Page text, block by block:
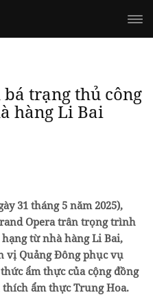
trạng thủ công
hàng Li Bai
31 tháng 5 năm 2025),
Opera trân trọng trình
từ nhà hàng Li Bai,
vị Quảng Đông phục vụ
ẩm thực của cộng đồng
ẩm thực Trung Hoa.